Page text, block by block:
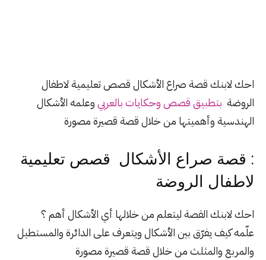
احك لابنك قصة صراع الأشكال قصص تعليمية لاطفال
الروضة بتطبيق قصص وحكايات بالعربيوعلمه الأشكال
الهندسية وأهميتها من خلال قصة قصيرة مصورة
: قصة صراع الأشكال قصص تعليمية
لاطفال الروضة
احك لابنك القصة ليتعلم من خلالها أي الأشكال أهم ؟
علّمه كيف يفرّق بين الأشكال ويتعرف على الدائرة والمستطيل
والمربع والمثلث من خلال قصة قصيرة مصورة